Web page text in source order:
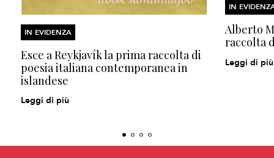
IN EVIDENZA
Esce a Reykjavík la prima raccolta di
poesia italiana contemporanea in
islandese
Leggi di più
IN
Alberto
raccolta
Leggi di più